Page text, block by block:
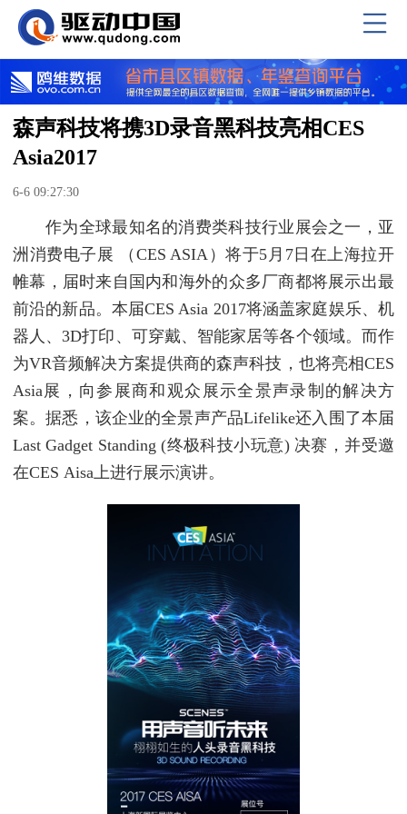
森声科技将携3D录音黑科技亮相CES
Asia2017
6-6 09:27:30
作为全球最知名的消费类科技行业展会之一，亚
洲消费电子展 （CES ASIA）将于5月7日在上海拉开
帷幕，届时来自国内和海外的众多厂商都将展示出最
前沿的新品。本届CES Asia 2017将涵盖家庭娱乐、机
器人、3D打印、可穿戴、智能家居等各个领域。而作
为VR音频解决方案提供商的森声科技，也将亮相CES
Asia展，向参展商和观众展示全景声录制的解决方
案。据悉，该企业的全景声产品Lifelike还入围了本届
Last Gadget Standing (终极科技小玩意) 决赛，并受邀
在CES Aisa上进行展示演讲。